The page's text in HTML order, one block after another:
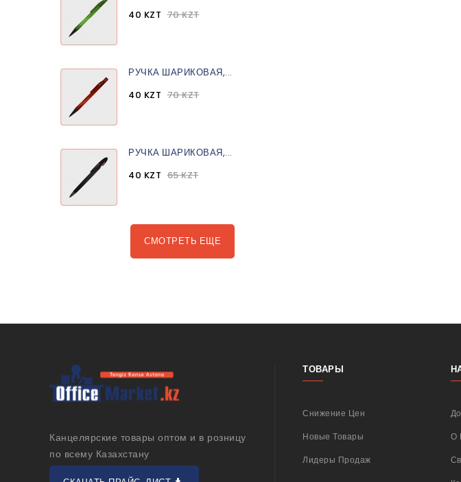
40 KZT 70 KZT
РУЧКА ШАРИКОВАЯ,...
40 KZT 70 KZT
РУЧКА ШАРИКОВАЯ,...
40 KZT 65 KZT
СМОТРЕТЬ ЕЩЕ
Канцелярские товары оптом и в розницу
по всему Казахстану
ТОВАРЫ
Снижение Цен
Новые Товары
Лидеры Продаж
О